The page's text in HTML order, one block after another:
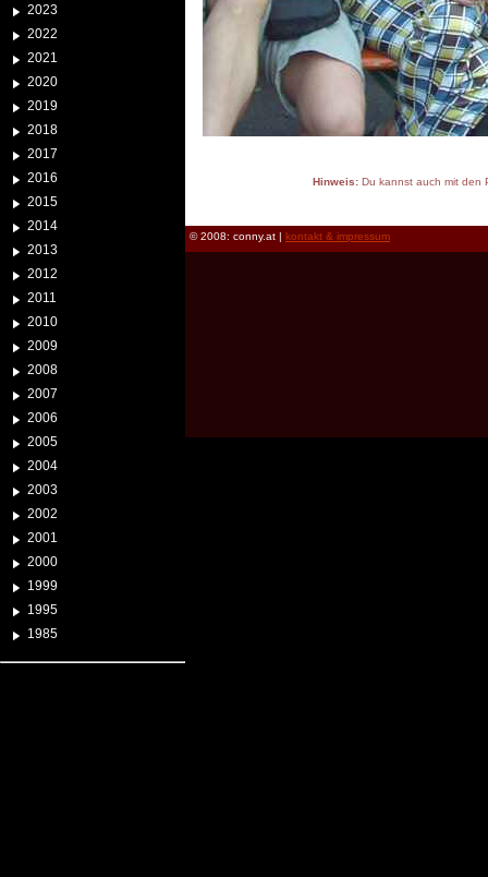
2023
2022
2021
2020
2019
2018
2017
2016
2015
2014
2013
2012
2011
2010
2009
2008
2007
2006
2005
2004
2003
2002
2001
2000
1999
1995
1985
Hinweis:Du kannst auch mit den
© 2008: conny.at | kontakt & impressum